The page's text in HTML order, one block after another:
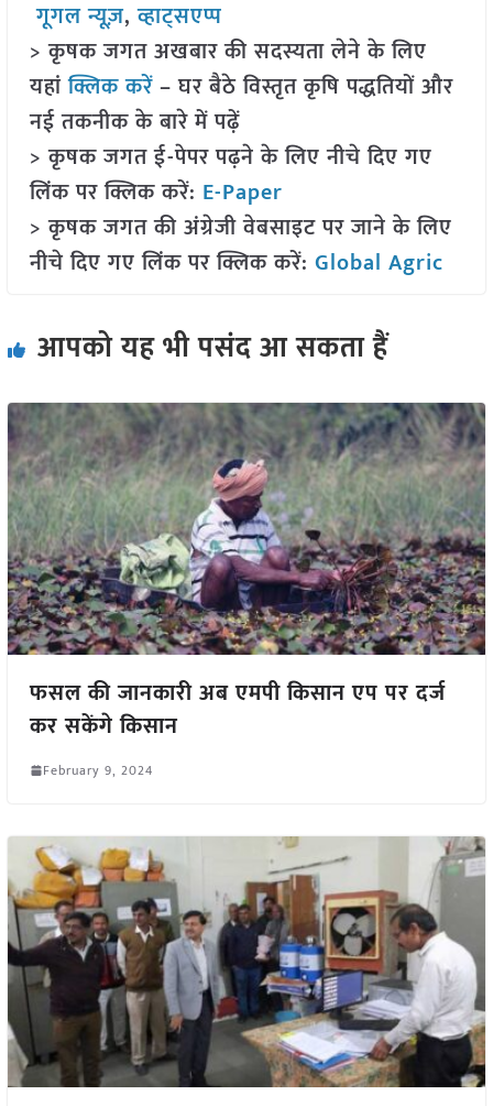
गूगल न्यूज़,व्हाट्सएप्प
> कृषक जगत अखबार की सदस्यता लेने के लिए
यहांक्लिक करें– घर बैठे विस्तृत कृषि पद्धतियों और
नई तकनीक के बारे में पढ़ें
> कृषक जगत ई-पेपर पढ़ने के लिए नीचे दिए गए
लिंक पर क्लिक करें: E-Paper
> कृषक जगत की अंग्रेजी वेबसाइट पर जाने के लिए
नीचे दिए गए लिंक पर क्लिक करें: Global Agric
आपको यह भी पसंद आ सकता हैं
फसल की जानकारी अब एमपी किसान एप पर दर्ज
कर सकेंगे किसान
February 9, 2024